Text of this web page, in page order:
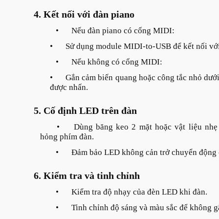
4. Kết nối với đàn piano
•
Nếu đàn piano có cổng MIDI:
•
Sử dụng module MIDI-to-USB để kết nối
•
Nếu không có cổng MIDI:
•
Gắn cảm biến quang hoặc công tắc nhỏ
được nhấn.
5. Cố định LED trên đàn
•
Dùng băng keo 2 mặt hoặc vật liệu
hỏng phím đàn.
•
Đảm bảo LED không cản trở chuyển động
6. Kiểm tra và tinh chỉnh
•
Kiểm tra độ nhạy của đèn LED khi đàn.
•
Tinh chỉnh độ sáng và màu sắc để không